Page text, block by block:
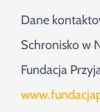
Dane
Schronisko w
Fundacja